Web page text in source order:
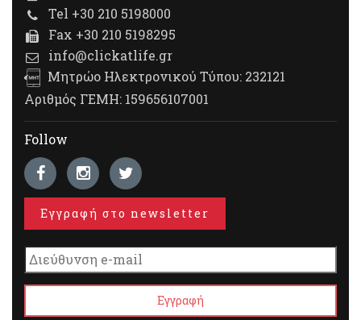
Tel +30 210 5198000
Fax +30 210 5198295
info@clickatlife.gr
Μητρώο Ηλεκτρονικού Τύπου: 232121
Αριθμός ΓΕΜΗ: 159656107001
Follow
Εγγραφή στο newsletter